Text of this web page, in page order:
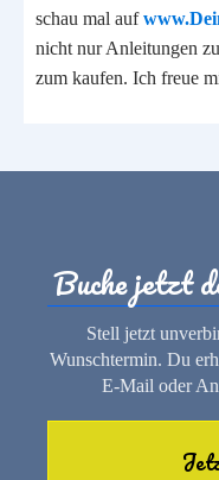
schau mal auf
nicht nur Anleitungen zu
zum kaufen. Ich freue
Buche jetzt
Stell jetzt
Wunschtermin. Du
E-Mail oder